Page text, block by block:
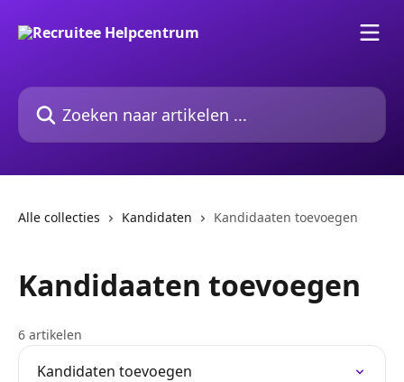
Zoeken naar artikelen ...
Alle collecties Kandidaten Kandidaaten toevoegen
Kandidaaten toevoegen
6 artikelen
Kandidaten toevoegen